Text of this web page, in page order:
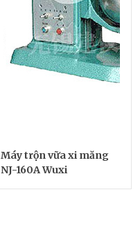
Máy trộn vữa xi măng
NJ-160A Wuxi